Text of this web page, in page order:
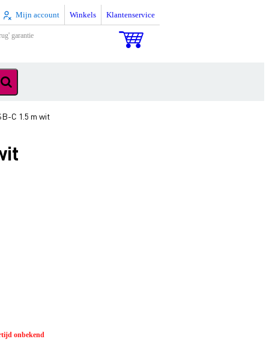
Mijn account Winkels Klantenservice
garantie
C 1.5 m wit
onbekend